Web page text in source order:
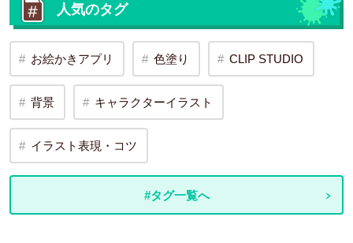
人気のタグ
お絵かきアプリ 色塗り CLIP STUDIO
背景 キャラクターイラスト
イラスト表現・コツ
#タグ一覧へ